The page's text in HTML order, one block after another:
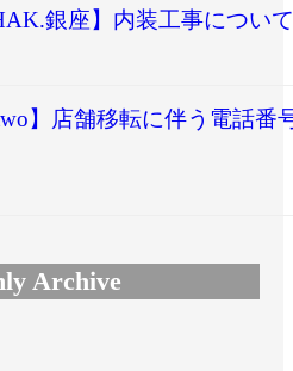
銀座】内装工事について
】店舗移転に伴う電話番
Archive